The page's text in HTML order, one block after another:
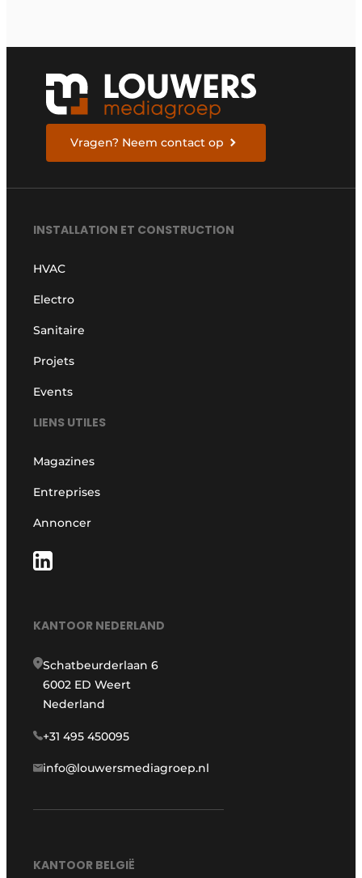
Vragen? Neem contact op
INSTALLATION ET CONSTRUCTION
HVAC
Electro
Sanitaire
Projets
Events
LIENS UTILES
Magazines
Entreprises
Annoncer
KANTOOR NEDERLAND
Schatbeurderlaan 6
6002 ED Weert
Nederland
+31 495 450095
info@louwersmediagroep.nl
KANTOOR BELGIË